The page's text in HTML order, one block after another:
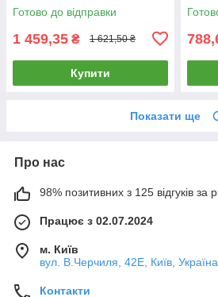
Готово до відправки
1 459,35 ₴ 1 621,50 ₴
Купити
Показати ще
Про нас
98% позитивних з 125 відгуків за
Працює з 02.07.2024
м. Київ
вул. В.Черчиля, 42Е, Київ, Україна
Контакти